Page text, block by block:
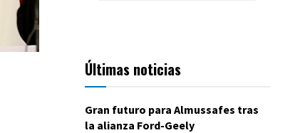
Últimas noticias
Gran futuro para Almussafes tras
la alianza Ford-Geely